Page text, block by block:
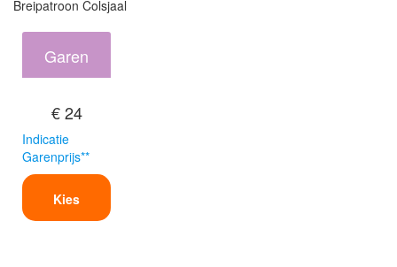
Breipatroon Colsjaal
Garen
€ 24
Indicatie
Garenprijs**
Kies